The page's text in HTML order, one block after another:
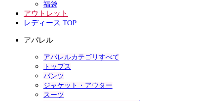
福袋
アウトレット
レディース TOP
アパレル
アパレルカテゴリすべて
トップス
パンツ
ジャケット・アウター
スーツ